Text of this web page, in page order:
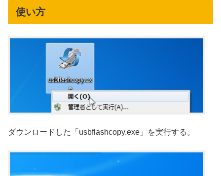
使い方
ダウンロードした「usbflashcopy.exe」を実行する。